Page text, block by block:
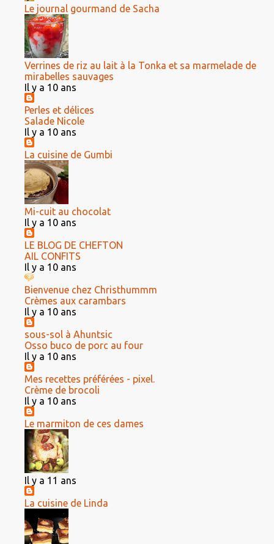
Le journal gourmand de Sacha
Verrines de riz au lait à la Tonka et sa marmelade de
mirabelles sauvages
Il y a 10 ans
Perles et délices
Salade Nicole
Il y a 10 ans
La cuisine de Gumbi
Mi-cuit au chocolat
Il y a 10 ans
LE BLOG DE CHEFTON
AIL CONFITS
Il y a 10 ans
Bienvenue chez Christhummm
Crèmes aux carambars
Il y a 10 ans
sous-sol à Ahuntsic
Osso buco de porc au four
Il y a 10 ans
Mes recettes préférées - pixel.
Crème de brocoli
Il y a 10 ans
Le marmiton de ces dames
Il y a 11 ans
La cuisine de Linda